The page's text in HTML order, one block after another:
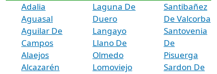
Adalia
Aguasal
Aguilar De
Campos
Alaejos
Alcazarén
Laguna De
Duero
Langayo
Llano De
Olmedo
Lomoviejo
Santibañez
De Valcorba
Santovenia
De
Pisuerga
Sardon De